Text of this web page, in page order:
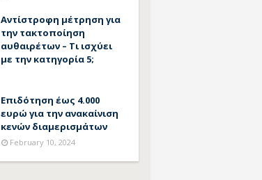
Αντίστροφη μέτρηση για
την τακτοποίηση
αυθαιρέτων – Τι ισχύει
με την κατηγορία 5;
Επιδότηση έως 4.000
ευρώ για την ανακαίνιση
κενών διαμερισμάτων
February 10, 2024